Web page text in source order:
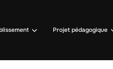
Projet pédagogique